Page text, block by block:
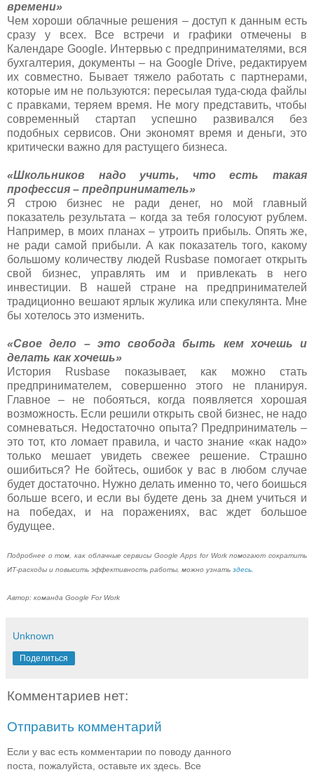
времени»
Чем хороши облачные решения – доступ к данным есть
сразу у всех. Все встречи и графики отмечены в
Календаре Google. Интервью с предпринимателями, вся
бухгалтерия, документы – на Google Drive, редактируем
их совместно. Бывает тяжело работать с партнерами,
которые им не пользуются: пересылая туда-сюда файлы
с правками, теряем время. Не могу представить, чтобы
современный стартап успешно развивался без
подобных сервисов. Они экономят время и деньги, это
критически важно для растущего бизнеса.
«Школьников надо учить, что есть такая
профессия – предприниматель»
Я строю бизнес не ради денег, но мой главный
показатель результата – когда за тебя голосуют рублем.
Например, в моих планах – утроить прибыль. Опять же,
не ради самой прибыли. А как показатель того, какому
большому количеству людей Rusbase помогает открыть
свой бизнес, управлять им и привлекать в него
инвестиции. В нашей стране на предпринимателей
традиционно вешают ярлык жулика или спекулянта. Мне
бы хотелось это изменить.
«Свое дело – это свобода быть кем хочешь и
делать как хочешь»
История Rusbase показывает, как можно стать
предпринимателем, совершенно этого не планируя.
Главное – не побояться, когда появляется хорошая
возможность. Если решили открыть свой бизнес, не надо
сомневаться. Недостаточно опыта? Предприниматель –
это тот, кто ломает правила, и часто знание «как надо»
только мешает увидеть свежее решение. Страшно
ошибиться? Не бойтесь, ошибок у вас в любом случае
будет достаточно. Нужно делать именно то, чего боишься
больше всего, и если вы будете день за днем учиться и
на победах, и на поражениях, вас ждет большое
будущее.
Подробнее о том, как облачные сервисы Google Apps for Work помогают сократить
ИТ-расходы и повысить эффективность работы, можно узнать здесь
Автор: команда Google For Work
Unknown
Поделиться
Комментариев нет:
Отправить комментарий
Если у вас есть комментарии по поводу данного
поста, пожалуйста, оставьте их здесь. Все